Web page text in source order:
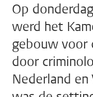
Op
werd het
gebouw voor
door
Nederland